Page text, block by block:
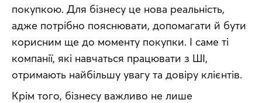
покупкою. Для бізнесу це нова реальність,
адже потрібно пояснювати, допомагати й бути
корисним ще до моменту покупки. І саме ті
компанії, які навчаться працювати з ШІ,
отримають найбільшу увагу та довіру клієнтів.
Крім того, бізнесу важливо не лише